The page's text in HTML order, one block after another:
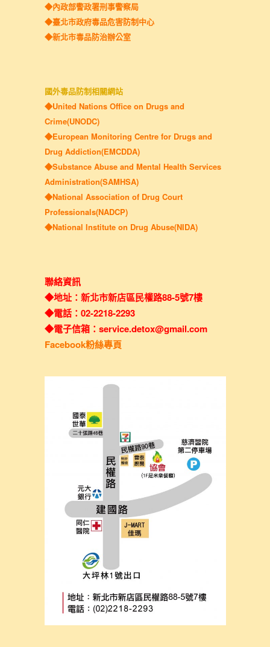
◆內政部警政署刑事警察局
◆臺北市政府毒品危害防制中心
◆新北市毒品防治辦公室
國外毒品防制相關網站
◆United Nations Office on Drugs and
Crime(UNODC)
◆European Monitoring Centre for Drugs and
Drug Addiction(EMCDDA)
◆Substance Abuse and Mental Health Services
Administration(SAMHSA)
◆National Association of Drug Court
Professionals(NADCP)
◆National Institute on Drug Abuse(NIDA)
聯絡資訊
◆地址：新北市新店區民權路88-5號7樓
◆電話：02-2218-2293
◆電子信箱：service.detox@gmail.com
Facebook粉絲專頁